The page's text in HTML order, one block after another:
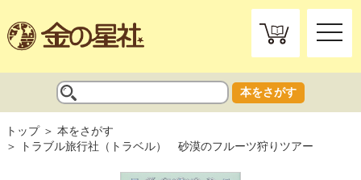
toggle
本をさがす
トップ
本をさがす
トラブル旅行社（トラベル） 砂漠のフルーツ狩りツアー